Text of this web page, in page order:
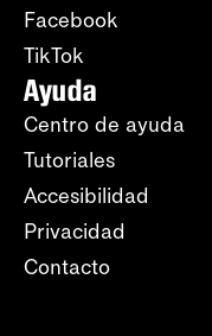
Facebook
TikTok
Ayuda
Centro de ayuda
Tutoriales
Accesibilidad
Privacidad
Contacto